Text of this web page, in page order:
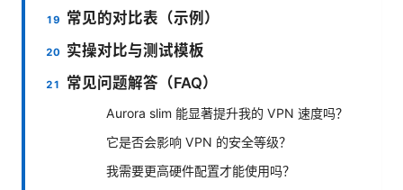
常见的对比表（示例）
实操对比与测试模板
常见问题解答（FAQ）
Aurora slim 能显著提升我的 VPN 速度吗？
它是否会影响 VPN 的安全等级？
我需要更高硬件配置才能使用吗？